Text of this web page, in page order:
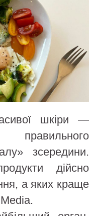
шкіри —
зсередини.
дійсно
а яких краще